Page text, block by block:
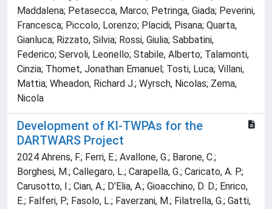
Maddalena; Petasecca, Marco; Petringa, Giada; Peverini,
Francesca; Piccolo, Lorenzo; Placidi, Pisana; Quarta,
Gianluca; Rizzato, Silvia; Rossi, Giulia; Sabbatini,
Federico; Servoli, Leonello; Stabile, Alberto; Talamonti,
Cinzia; Thomet, Jonathan Emanuel; Tosti, Luca; Villani,
Mattia; Wheadon, Richard J.; Wyrsch, Nicolas; Zema,
Nicola
Development of KI-TWPAs for the
DARTWARS Project
2024 Ahrens, F.; Ferri, E.; Avallone, G.; Barone, C.;
Borghesi, M.; Callegaro, L.; Carapella, G.; Caricato, A. P.;
Carusotto, I.; Cian, A.; D'Elia, A.; Gioacchino, D. D.; Enrico,
E.; Falferi, P.; Fasolo, L.; Faverzani, M.; Filatrella, G.; Gatti,